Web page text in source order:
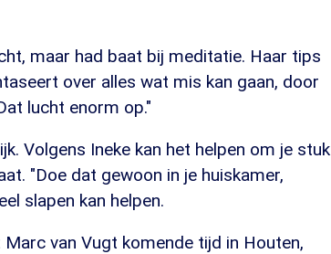
maar had baat bij meditatie. Haar tips
over alles wat mis kan gaan, door
lucht enorm op."
Volgens Ineke kan het helpen om je stuk
"Doe dat gewoon in je huiskamer,
slapen kan helpen.
van Vugt komende tijd in Houten,